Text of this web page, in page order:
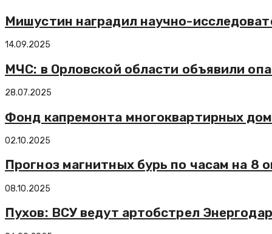
Мишустин наградил научно-
14.09.2025
МЧС: в Орловской области объявили
28.07.2025
Фонд капремонта многоквартирных
02.10.2025
Прогноз магнитных бурь по часам на 8
08.10.2025
Пухов: ВСУ ведут артобстрел